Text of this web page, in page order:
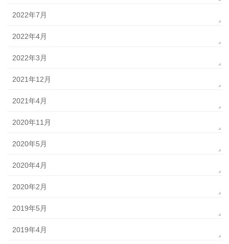
2022年7月
2022年4月
2022年3月
2021年12月
2021年4月
2020年11月
2020年5月
2020年4月
2020年2月
2019年5月
2019年4月